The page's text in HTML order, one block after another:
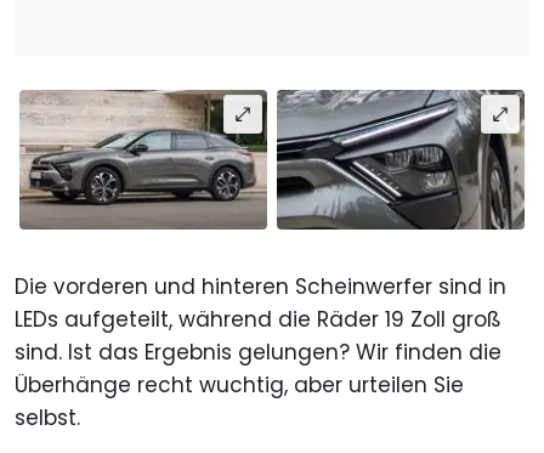
Die vorderen und hinteren Scheinwerfer sind in
LEDs aufgeteilt, während die Räder 19 Zoll groß
sind. Ist das Ergebnis gelungen? Wir finden die
Überhänge recht wuchtig, aber urteilen Sie
selbst.